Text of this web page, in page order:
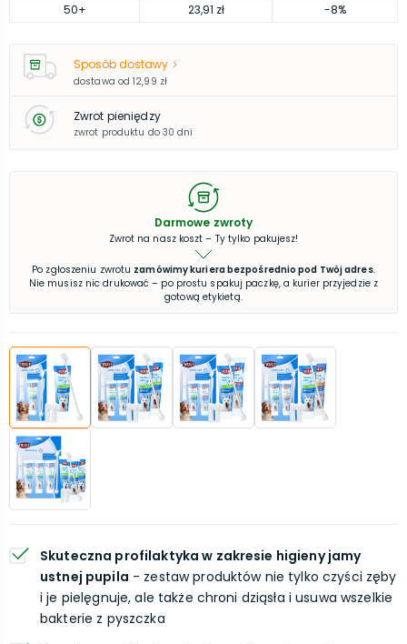
50+ 23,91 zł -8%
Sposób dostawy
dostawa od 12,99 zł
Zwrot pieniędzy
zwrot produktu do 30 dni
Darmowe zwroty
Zwrot na nasz koszt – Ty tylko pakujesz!
Po zgłoszeniu zwrotu zamówimy kuriera bezpośrednio pod Twój adres.
Nie musisz nic drukować – po prostu spakuj paczkę, a kurier przyjedzie z
gotową etykietą.
Skuteczna profilaktyka w zakresie higieny jamy
ustnej pupila - zestaw produktów nie tylko czyści zęby
i je pielęgnuje, ale także chroni dziąsła i usuwa wszelkie
bakterie z pyszczka